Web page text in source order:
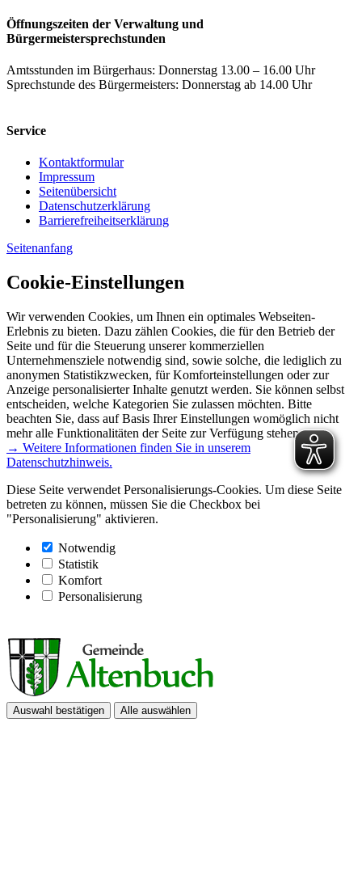
Öffnungszeiten der Verwaltung und
Bürgermeistersprechstunden
Amtsstunden im Bürgerhaus: Donnerstag 13.00 – 16.00 Uhr
Sprechstunde des Bürgermeisters: Donnerstag ab 14.00 Uhr
Service
Kontaktformular
Impressum
Seitenübersicht
Datenschutzerklärung
Barrierefreiheitserklärung
Seitenanfang
Cookie-Einstellungen
Wir verwenden Cookies, um Ihnen ein optimales Webseiten-
Erlebnis zu bieten. Dazu zählen Cookies, die für den Betrieb der
Seite und für die Steuerung unserer kommerziellen
Unternehmensziele notwendig sind, sowie solche, die lediglich zu
anonymen Statistikzwecken, für Komforteinstellungen oder zur
Anzeige personalisierter Inhalte genutzt werden. Sie können selbst
entscheiden, welche Kategorien Sie zulassen möchten. Bitte
beachten Sie, dass auf Basis Ihrer Einstellungen womöglich nicht
mehr alle Funktionalitäten der Seite zur Verfügung stehen.
→ Weitere Informationen finden Sie in unserem
Datenschutzhinweis.
Diese Seite verwendet Personalisierungs-Cookies. Um diese Seite
betreten zu können, müssen Sie die Checkbox bei
"Personalisierung" aktivieren.
Notwendig
Statistik
Komfort
Personalisierung
Auswahl bestätigen Alle auswählen